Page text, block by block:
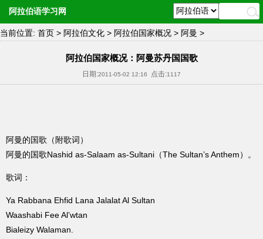
阿拉伯语学习网
当前位置: 首页 > 阿拉伯文化 > 阿拉伯国家概况 > 阿曼 >
阿拉伯国家概况：阿曼苏丹国国歌
日期:2011-05-02 12:16 点击:1117
阿曼的国歌（附歌词）
阿曼的国歌Nashid as-Salaam as-Sultani（The Sultan’s Anthem）。
歌词：
Ya Rabbana Ehfid Lana Jalalat Al Sultan
Waashabi Fee Al’wtan
Bialeizy Walaman.